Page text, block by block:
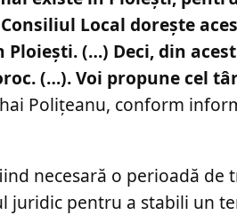
Local doreşte
(…) Deci, din
(…). Voi propune cel
Polițeanu, conform
necesară o perioadă de
juridic pentru a stabili un